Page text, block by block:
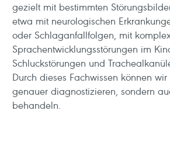
gezielt mit bestimmten
etwa mit neurologischen
oder Schlaganfallfolgen, mit
Sprachentwicklungsstörungen im
Schluckstörungen und
Durch dieses Fachwissen können
genauer diagnostizieren, sondern
behandeln.